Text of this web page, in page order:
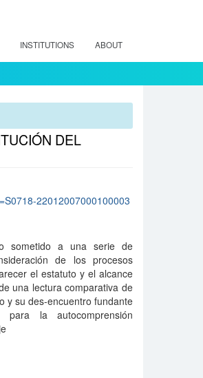
INSTITUTIONS ABOUT
DEL
22012007000100003
sometido a una serie de
de los procesos
el estatuto y el alcance
una lectura comparativa de
y su des-encuentro fundante
la autocomprensión